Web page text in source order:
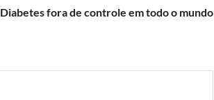
Diabetes fora de controle em todo o mundo